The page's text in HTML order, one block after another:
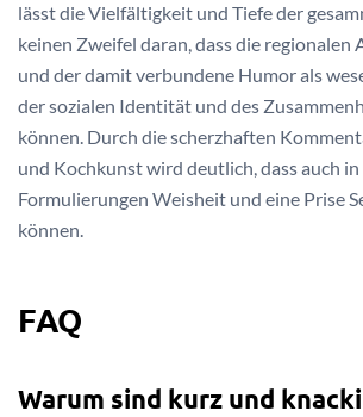
lässt die Vielfältigkeit und Tiefe der
keinen Zweifel daran, dass die regionalen
und der damit verbundene Humor als
der sozialen Identität und des
können. Durch die scherzhaften
und Kochkunst wird deutlich, dass auch
Formulierungen Weisheit und eine Prise
können.
FAQ
Warum sind kurz und